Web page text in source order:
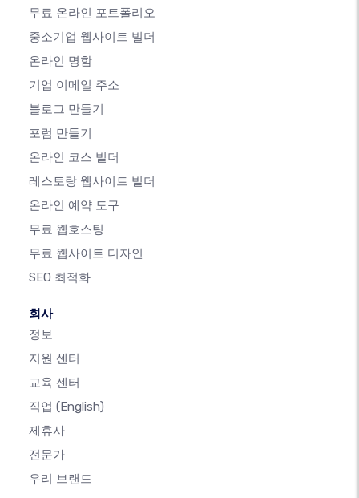
무료 온라인 포트폴리오
중소기업 웹사이트 빌더
온라인 명함
기업 이메일 주소
블로그 만들기
포럼 만들기
온라인 코스 빌더
레스토랑 웹사이트 빌더
온라인 예약 도구
무료 웹호스팅
무료 웹사이트 디자인
SEO 최적화
회사
정보
지원 센터
교육 센터
직업 (English)
제휴사
전문가
우리 브랜드